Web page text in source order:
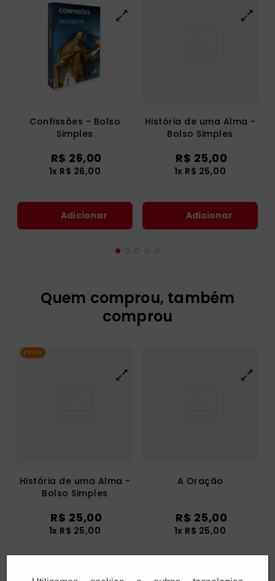
Confissões - Bolso
Simples
R$ 26,00
1x R$ 26,00
Adicionar
História de uma Alma -
Bolso Simples
R$ 25,00
1x R$ 25,00
Adicionar
Quem comprou, também
comprou
BOLSO
História de uma Alma -
Bolso Simples
R$ 25,00
1x R$ 25,00
A Oração
R$ 25,00
1x R$ 25,00